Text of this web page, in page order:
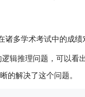
诸多学术考试中的成绩
辑推理问题，可以看
的解决了这个问题。